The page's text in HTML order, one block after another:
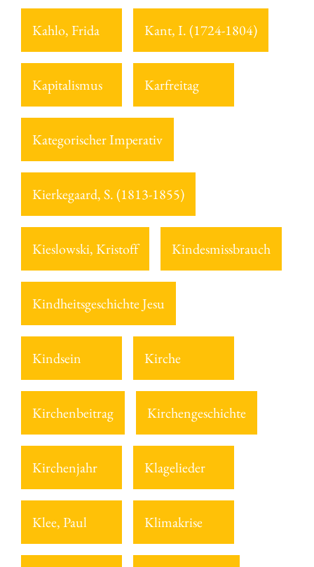
Kahlo, Frida Kant, I. (1724-1804)
Kapitalismus Karfreitag
Kategorischer Imperativ
Kierkegaard, S. (1813-1855)
Kieslowski, Kristoff Kindesmissbrauch
Kindheitsgeschichte Jesu
Kindsein Kirche
Kirchenbeitrag Kirchengeschichte
Kirchenjahr Klagelieder
Klee, Paul Klimakrise